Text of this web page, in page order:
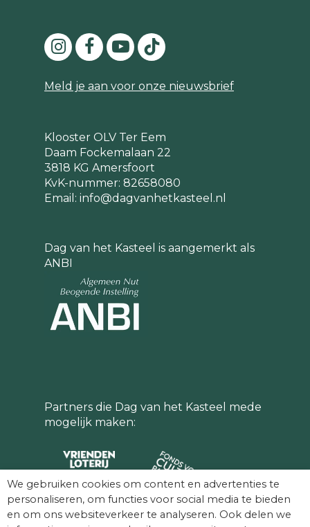
Meld je aan voor onze nieuwsbrief
Klooster OLV Ter Eem
Daam Fockemalaan 22
3818 KG Amersfoort
KvK-nummer: 82658080
Email: info@dagvanhetkasteel.nl
Dag van het Kasteel is aangemerkt als
ANBI
Partners die Dag van het Kasteel mede
mogelijk maken:
We gebruiken cookies om content en advertenties te
personaliseren, om functies voor social media te bieden
en om ons websiteverkeer te analyseren. Ook delen we